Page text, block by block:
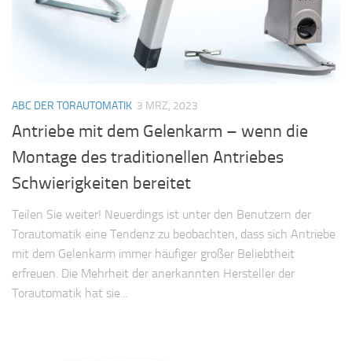
ABC DER TORAUTOMATIK 3 MRZ, 2023
Antriebe mit dem Gelenkarm – wenn die
Montage des traditionellen Antriebes
Schwierigkeiten bereitet
Teilen Sie weiter! Neuerdings ist unter den Benutzern der
Torautomatik eine Tendenz zu beobachten, dass sich Antriebe
mit dem Gelenkarm immer häufiger großer Beliebtheit
erfreuen. Die Mehrheit der anerkannten Hersteller der
Torautomatik hat sie...